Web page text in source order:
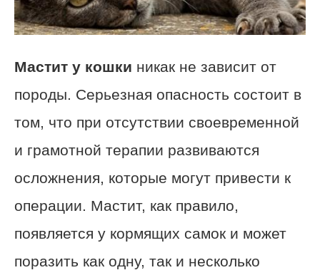
Мастит у кошки никак не зависит от
породы. Серьезная опасность состоит в
том, что при отсутствии своевременной
и грамотной терапии развиваются
осложнения, которые могут привести к
операции. Мастит, как правило,
появляется у кормящих самок и может
поразить как одну, так и несколько